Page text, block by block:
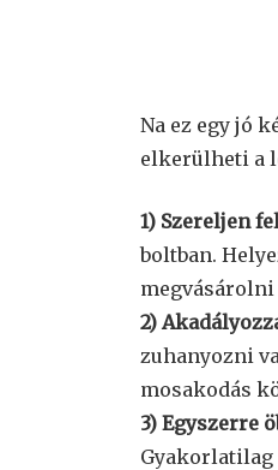
Na ez egy jó
elkerülheti a
1) Szereljen
boltban.
2)
zuhanyozni
mosakodás
3) Egyszerre
Gyakorlatilag